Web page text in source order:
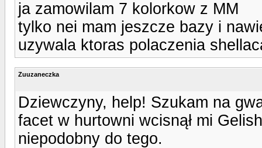
ja zamowilam 7 kolorkow z MM
tylko nei mam jeszcze bazy i
uzywala ktoras polaczenia
Zuuzaneczka
Dziewczyny, help! Szukam na
facet w hurtowni wcisnął mi
niepodobny do tego.